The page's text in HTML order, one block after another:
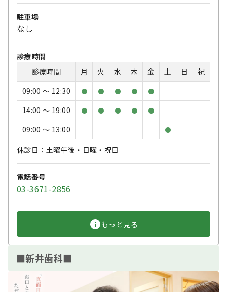
駐車場
なし
診療時間
診療時間
月 火 水 木 金 土 日
祝
09:00 〜 12:30
● ● ● ● ●
14:00 〜 19:00 ● ● ● ● ●
09:00 〜 13:00 ●
休診日：土曜午後・日曜・祝日
電話番号
03-3671-2856
もっと見る
■新井歯科■